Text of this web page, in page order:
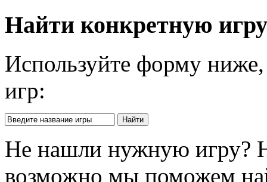
Найти конкретную
Используйте форму
игр:
Не нашли нужную игру?
возможно мы поможем